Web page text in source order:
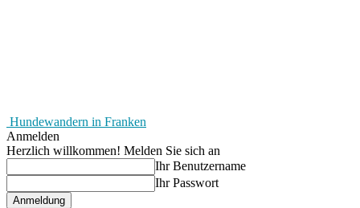
Hundewandern in Franken
Anmelden
Herzlich willkommen! Melden Sie sich an
Ihr Benutzername
Ihr Passwort